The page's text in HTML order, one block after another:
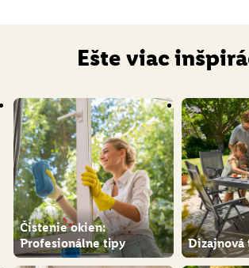
Ešte viac
Čistenie okien:
Profesionálne tipy
Dizajnová